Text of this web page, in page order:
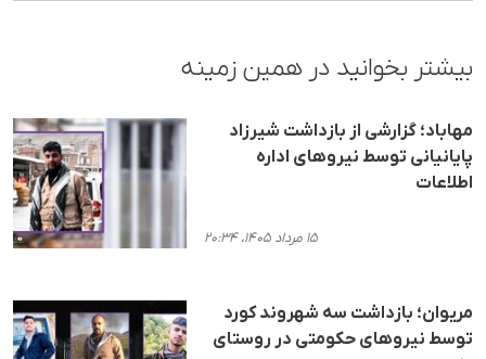
بیشتر بخوانید در همین زمینه
مهاباد؛ گزارشی از بازداشت شیرزاد
پایانیانی توسط نیروهای اداره
اطلاعات
۱۵ مرداد ۱۴۰۵، ۲۰:۳۴
مریوان؛ بازداشت سه شهروند کورد
توسط نیروهای حکومتی در روستای